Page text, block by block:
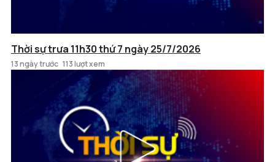
Thời sự trưa 11h30 thứ 7 ngày 25/7/2026
13 ngày trước 113 lượt xem